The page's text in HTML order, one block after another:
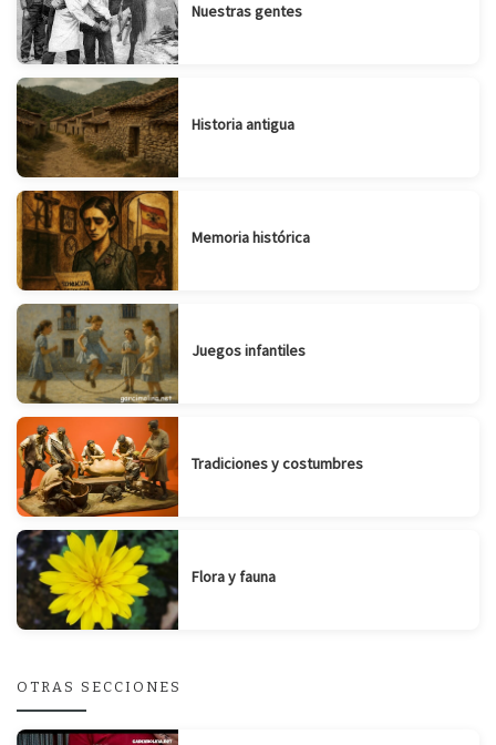
Nuestras gentes
Historia antigua
Memoria histórica
Juegos infantiles
Tradiciones y costumbres
Flora y fauna
OTRAS SECCIONES